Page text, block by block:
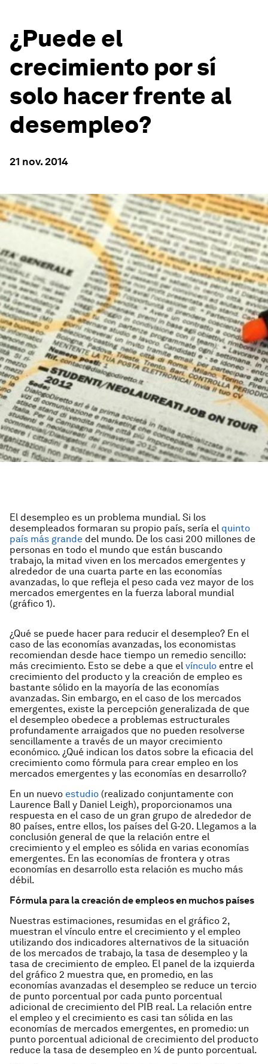
¿Puede el
crecimiento por sí
solo hacer frente al
desempleo?
21 nov. 2014
El desempleo es un problema mundial. Si los
desempleados formaran su propio país, sería el quinto
país más grande del mundo. De los casi 200 millones de
personas en todo el mundo que están buscando
trabajo, la mitad viven en los mercados emergentes y
alrededor de una cuarta parte en las economías
avanzadas, lo que refleja el peso cada vez mayor de los
mercados emergentes en la fuerza laboral mundial
(gráfico 1).
¿Qué se puede hacer para reducir el desempleo? En el
caso de las economías avanzadas, los economistas
recomiendan desde hace tiempo un remedio sencillo:
más crecimiento. Esto se debe a que el vínculo entre el
crecimiento del producto y la creación de empleo es
bastante sólido en la mayoría de las economías
avanzadas. Sin embargo, en el caso de los mercados
emergentes, existe la percepción generalizada de que
el desempleo obedece a problemas estructurales
profundamente arraigados que no pueden resolverse
sencillamente a través de un mayor crecimiento
económico. ¿Qué indican los datos sobre la eficacia del
crecimiento como fórmula para crear empleo en los
mercados emergentes y las economías en desarrollo?
En un nuevo estudio (realizado conjuntamente con
Laurence Ball y Daniel Leigh), proporcionamos una
respuesta en el caso de un gran grupo de alrededor de
80 países, entre ellos, los países del G-20. Llegamos a la
conclusión general de que la relación entre el
crecimiento y el empleo es sólida en varias economías
emergentes. En las economías de frontera y otras
economías en desarrollo esta relación es mucho más
débil.
Fórmula para la creación de empleos en muchos países
Nuestras estimaciones, resumidas en el gráfico 2,
muestran el vínculo entre el crecimiento y el empleo
utilizando dos indicadores alternativos de la situación
de los mercados de trabajo, la tasa de desempleo y la
tasa de crecimiento de empleo. El panel de la izquierda
del gráfico 2 muestra que, en promedio, en las
economías avanzadas el desempleo se reduce un tercio
de punto porcentual por cada punto porcentual
adicional de crecimiento del PIB real. La relación entre
el empleo y el crecimiento es casi tan sólida en las
economías de mercados emergentes, en promedio: un
punto porcentual adicional de crecimiento del producto
reduce la tasa de desempleo en ¼ de punto porcentual.